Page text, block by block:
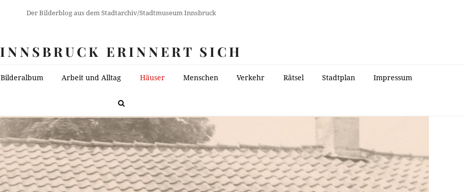
Der Bilderblog aus dem Stadtarchiv/Stadtmuseum Innsbruck
INNSBRUCK ERINNERT SICH
Bilderalbum Arbeit und Alltag Häuser Menschen Verkehr Rätsel Stadtplan Impressum